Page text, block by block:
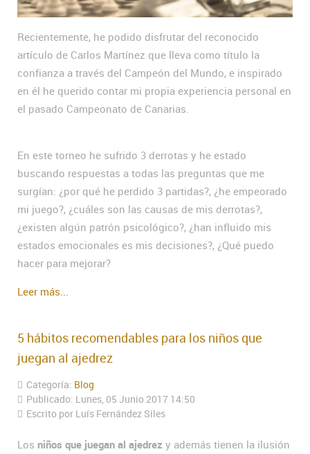
Recientemente, he podido disfrutar del reconocido
artículo de Carlos Martínez que lleva como título la
confianza a través del Campeón del Mundo, e inspirado
en él he querido contar mi propia experiencia personal en
el pasado Campeonato de Canarias.
En este torneo he sufrido 3 derrotas y he estado
buscando respuestas a todas las preguntas que me
surgían: ¿por qué he perdido 3 partidas?, ¿he empeorado
mi juego?, ¿cuáles son las causas de mis derrotas?,
¿existen algún patrón psicológico?, ¿han influido mis
estados emocionales es mis decisiones?, ¿Qué puedo
hacer para mejorar?
Leer más...
5 hábitos recomendables para los niños que
juegan al ajedrez
Categoría: Blog
Publicado: Lunes, 05 Junio 2017 14:50
Escrito por Luís Fernández Siles
Los niños que juegan al ajedrez y además tienen la ilusión